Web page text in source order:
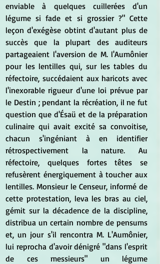
enviable à quelques cuillerées d'un
légume si fade et si grossier ?" Cette
leçon d'exégèse obtint d'autant plus de
succès que la plupart des auditeurs
partageaient l'aversion de M. l'Aumônier
pour les lentilles qui, sur les tables du
réfectoire, succédaient aux haricots avec
l'inexorable rigueur d'une loi prévue par
le Destin ; pendant la récréation, il ne fut
question que d'Ésaü et de la préparation
culinaire qui avait excité sa convoitise,
chacun s'ingéniant à en identifier
rétrospectivement la nature. Au
réfectoire, quelques fortes têtes se
refusèrent énergiquement à toucher aux
lentilles. Monsieur le Censeur, informé de
cette protestation, leva les bras au ciel,
gémit sur la décadence de la discipline,
distribua un certain nombre de pensums
et, un jour s'il rencontra M. L'Aumônier,
lui reprocha d'avoir dénigré "dans l'esprit
de ces messieurs" un légume